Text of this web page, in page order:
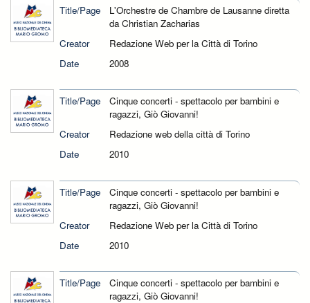
Title/Page
L'Orchestre de Chambre de Lausanne diretta
da Christian Zacharias
Creator
Redazione Web per la Città di Torino
Date
2008
Title/Page
Cinque concerti - spettacolo per bambini e
ragazzi, Giò Giovanni!
Creator
Redazione web della città di Torino
Date
2010
Title/Page
Cinque concerti - spettacolo per bambini e
ragazzi, Giò Giovanni!
Creator
Redazione Web per la Città di Torino
Date
2010
Title/Page
Cinque concerti - spettacolo per bambini e
ragazzi, Giò Giovanni!